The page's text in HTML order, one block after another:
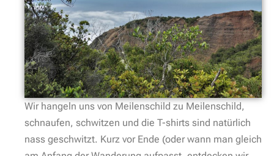
Wir hangeln uns von Meilenschild zu Meilenschild,
schnaufen, schwitzen und die T-shirts sind natürlich
nass geschwitzt. Kurz vor Ende (oder wann man gleich